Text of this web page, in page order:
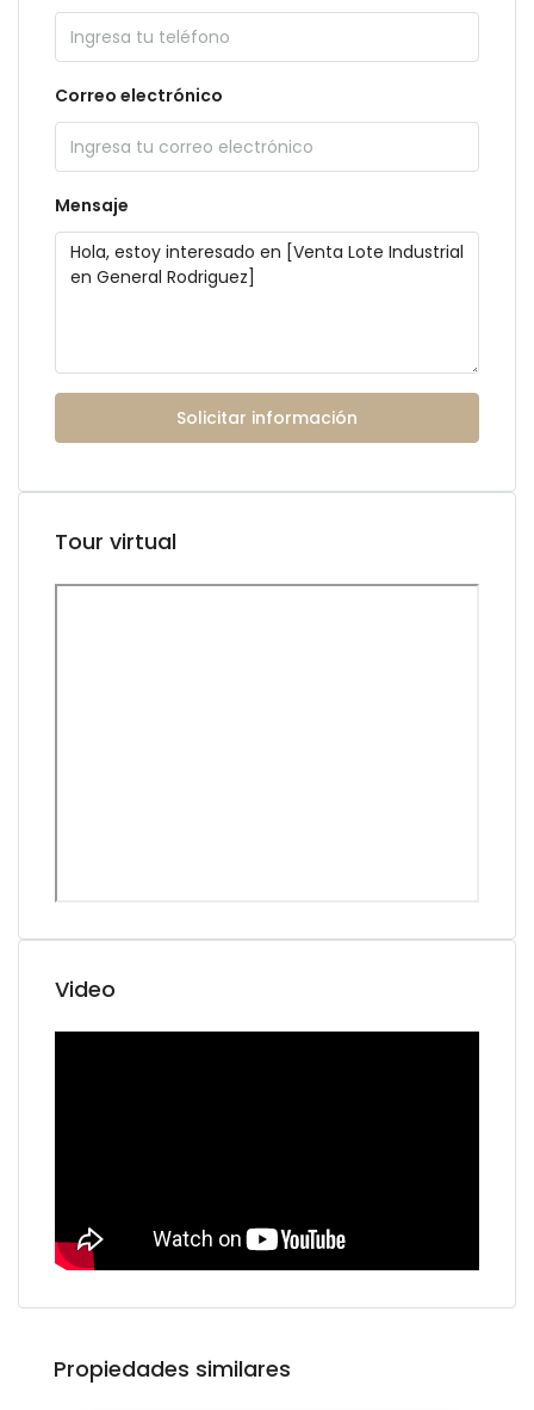
Correo electrónico
Mensaje
Solicitar información
Tour virtual
Video
Propiedades similares